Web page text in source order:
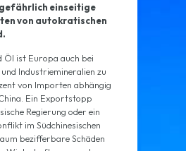
einseitige
von autokratischen
Öl ist Europa auch bei
Industriemineralien zu
von Importen abhängig
Ein Exportstopp
Regierung oder ein
im Südchinesischen
bezifferbare Schäden